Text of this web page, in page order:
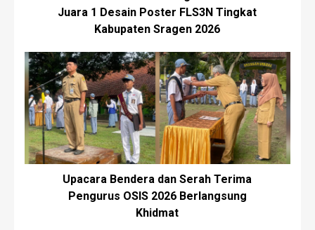
Juara 1 Desain Poster FLS3N Tingkat
Kabupaten Sragen 2026
Upacara Bendera dan Serah Terima
Pengurus OSIS 2026 Berlangsung
Khidmat